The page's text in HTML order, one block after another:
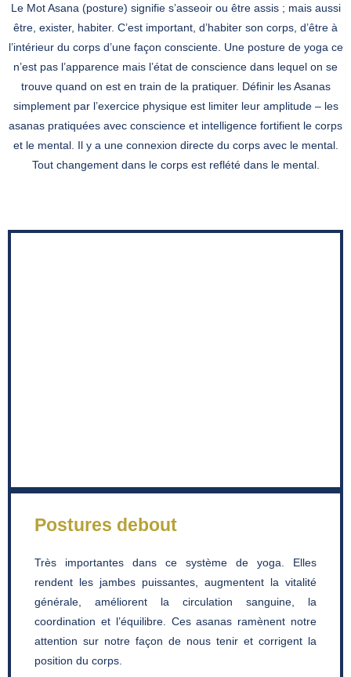
Le Mot Asana (posture) signifie s’asseoir ou être assis ; mais aussi
être, exister, habiter. C’est important, d’habiter son corps, d’être à
l’intérieur du corps d’une façon consciente. Une posture de yoga ce
n’est pas l’apparence mais l’état de conscience dans lequel on se
trouve quand on est en train de la pratiquer. Définir les Asanas
simplement par l’exercice physique est limiter leur amplitude – les
asanas pratiquées avec conscience et intelligence fortifient le corps
et le mental. Il y a une connexion directe du corps avec le mental.
Tout changement dans le corps est reflété dans le mental.
Postures debout
Très importantes dans ce système de yoga. Elles
rendent les jambes puissantes, augmentent la vitalité
générale, améliorent la circulation sanguine, la
coordination et l’équilibre. Ces asanas ramènent notre
attention sur notre façon de nous tenir et corrigent la
position du corps.